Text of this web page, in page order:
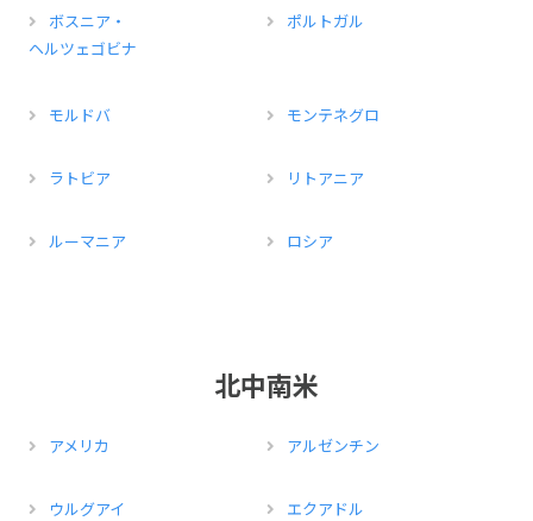
ボスニア・
ヘルツェゴビナ
ポルトガル
モルドバ モンテネグロ
ラトビア リトアニア
ルーマニア ロシア
北中南米
アメリカ アルゼンチン
ウルグアイ エクアドル